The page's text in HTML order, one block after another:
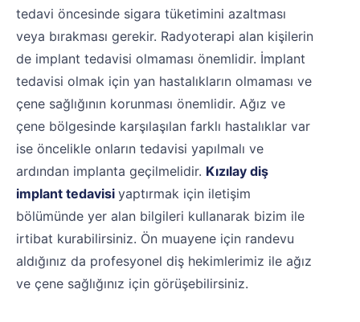
tedavi öncesinde sigara tüketimini azaltması
veya bırakması gerekir. Radyoterapi alan kişilerin
de implant tedavisi olmaması önemlidir. İmplant
tedavisi olmak için yan hastalıkların olmaması ve
çene sağlığının korunması önemlidir. Ağız ve
çene bölgesinde karşılaşılan farklı hastalıklar var
ise öncelikle onların tedavisi yapılmalı ve
ardından implanta geçilmelidir. Kızılay diş
implant tedavisi yaptırmak için iletişim
bölümünde yer alan bilgileri kullanarak bizim ile
irtibat kurabilirsiniz. Ön muayene için randevu
aldığınız da profesyonel diş hekimlerimiz ile ağız
ve çene sağlığınız için görüşebilirsiniz.